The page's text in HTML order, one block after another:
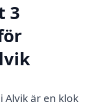
3
Alvik är en klok